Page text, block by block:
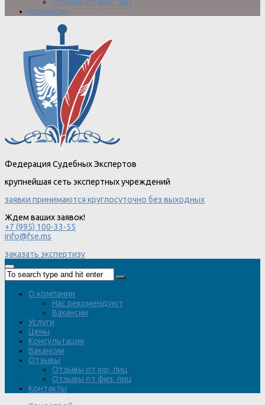
Отзывы от физ. лиц
Контакты
Федерация Судебных Экспертов
крупнейшая сеть экспертных учреждений
заявки принимаются круглосуточно без выходных
Ждем ваших заявок!
+7 (995) 100-33-55
info@fse.ms
заказать экспертизу
О компании
Нас рекомендуют
Вакансии
Услуги
Цены
Консультация
Вакансии
Отзывы
Отзывы от юр. лиц
Отзывы от физ. лиц
Контакты